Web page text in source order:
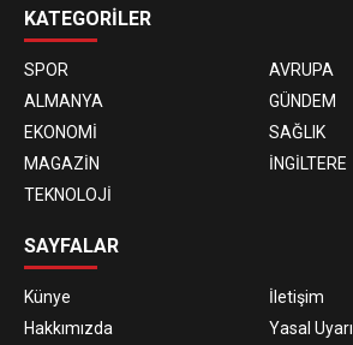
KATEGORİLER
SPOR
AVRUPA
ALMANYA
GÜNDEM
EKONOMİ
SAĞLIK
MAGAZİN
İNGİLTERE
TEKNOLOJİ
SAYFALAR
Künye
İletişim
Hakkımızda
Yasal Uyarı